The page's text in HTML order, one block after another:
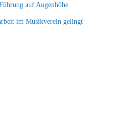
auf Augenhöhe
im Musikverein gelingt